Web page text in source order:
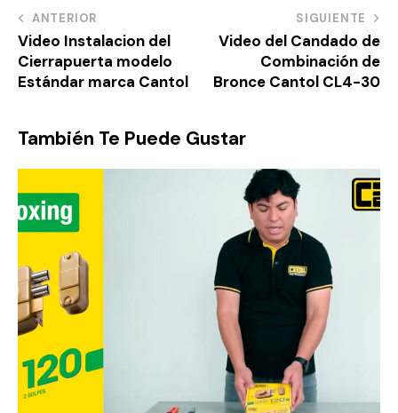
ANTERIOR
Video Instalacion del
Cierrapuerta modelo
Estándar marca Cantol
SIGUIENTE
Video del Candado de
Combinación de
Bronce Cantol CL4-30
También Te Puede Gustar